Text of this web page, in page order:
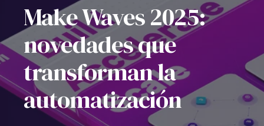
Make Waves 2025:
novedades que
transforman la
automatización